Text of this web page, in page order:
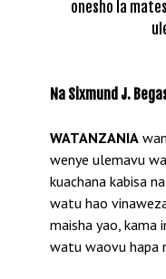
onesho la
Na Sixmund J.
WATANZANIA
wenye ulemavu
kuachana kabisa
watu hao
maisha yao, kama
watu waovu hapa